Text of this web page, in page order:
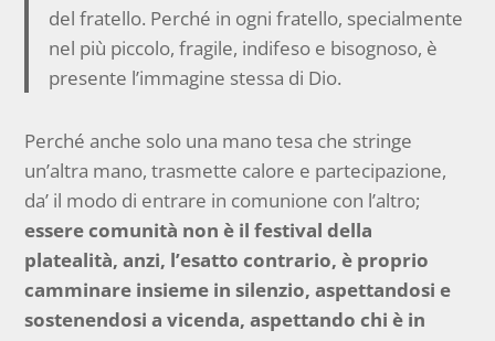
del fratello. Perché in ogni fratello, specialmente
nel più piccolo, fragile, indifeso e bisognoso, è
presente l’immagine stessa di Dio.
Perché anche solo una mano tesa che stringe
un’altra mano, trasmette calore e partecipazione,
da’ il modo di entrare in comunione con l’altro;
essere comunità non è il festival della
platealità, anzi, l’esatto contrario, è proprio
camminare insieme in silenzio, aspettandosi e
sostenendosi a vicenda, aspettando chi è in